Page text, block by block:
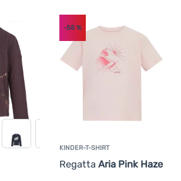
Kundenbewertung
KINDER-T-SHIRT
Regatta Aria Pink Haze
-58%